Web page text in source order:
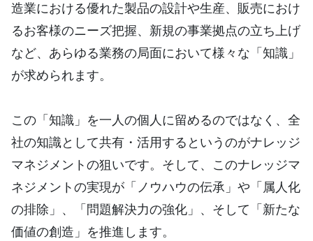
造業における優れた製品の設計や生産、販売におけ
るお客様のニーズ把握、新規の事業拠点の立ち上げ
など、あらゆる業務の局面において様々な「知識」
が求められます。
この「知識」を一人の個人に留めるのではなく、全
社の知識として共有・活用するというのがナレッジ
マネジメントの狙いです。そして、このナレッジマ
ネジメントの実現が「ノウハウの伝承」や「属人化
の排除」、「問題解決力の強化」、そして「新たな
価値の創造」を推進します。